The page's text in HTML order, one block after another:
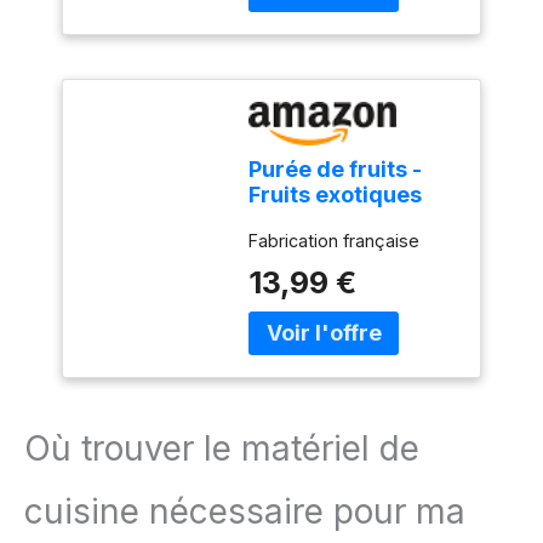
naturallement sucrée
dans toutes vos
recettes, sans sucre
ajouté. Des arômes
naturels pour un goût
riche et gourmand.
Purée de fruits -
Fruits exotiques
ROUGES & Co.
Fabrication française
13,99 €
Où trouver le matériel de
cuisine nécessaire pour ma